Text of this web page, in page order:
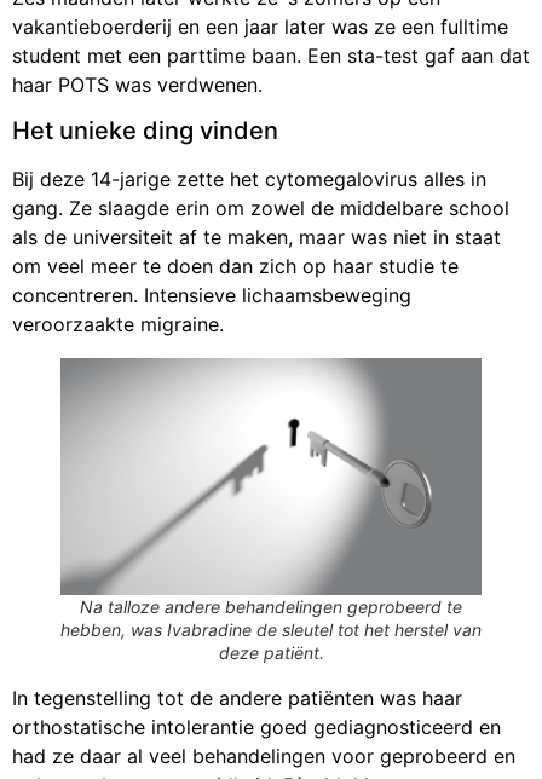
vakantieboerderij en een jaar later was ze een fulltime
student met een parttime baan. Een sta-test gaf aan dat
haar POTS was verdwenen.
Het unieke ding vinden
Bij deze 14-jarige zette het cytomegalovirus alles in
gang. Ze slaagde erin om zowel de middelbare school
als de universiteit af te maken, maar was niet in staat
om veel meer te doen dan zich op haar studie te
concentreren. Intensieve lichaamsbeweging
veroorzaakte migraine.
Na talloze andere behandelingen geprobeerd te
hebben, was Ivabradine de sleutel tot het herstel van
deze patiënt.
In tegenstelling tot de andere patiënten was haar
orthostatische intolerantie goed gediagnosticeerd en
had ze daar al veel behandelingen voor geprobeerd en